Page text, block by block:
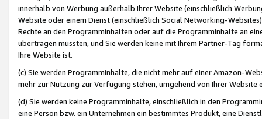
innerhalb von Werbung außerhalb Ihrer Website (einschließlich
Website oder einem Dienst (einschließlich Social Networking-
Rechte an den Programminhalten oder auf die Programminhalte an
übertragen müssten, und Sie werden keine mit Ihrem Partner-Tag
Ihre Website ist.
(c) Sie werden Programminhalte, die nicht mehr auf einer Amazon-
mehr zur Nutzung zur Verfügung stehen, umgehend von Ihrer
(d) Sie werden keine Programminhalte, einschließlich in den
eine Person bzw. ein Unternehmen ein bestimmtes Produkt, eine